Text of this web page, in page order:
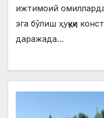
ижтимоий
эга бўлиш ҳуқуқи
даражада…